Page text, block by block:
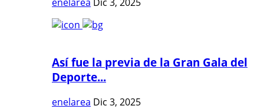
Así fue la previa de la Gran Gala del
Deporte...
enelarea Dic 3, 2025